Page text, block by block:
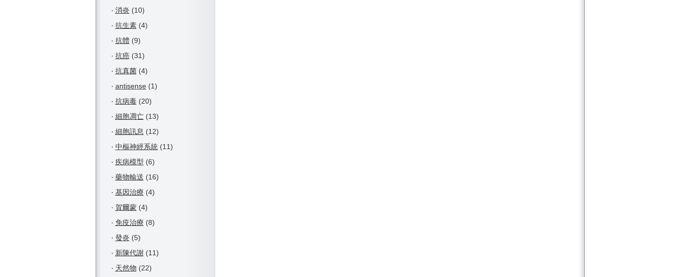
‧ 消炎 (10)
‧ 抗生素(4)
‧ 抗體 (9)
‧ 抗癌 (31)
‧ 抗真菌(4)
‧ antisense(1)
‧ 抗病毒(20)
‧ 細胞凋亡(13)
‧ 細胞訊息 (12)
‧ 中樞神經系統(11)
‧ 疾病模型 (6)
‧ 藥物輸送 (16)
‧ 基因治療 (4)
‧ 賀爾蒙(4)
‧ 免疫治療 (8)
‧ 發炎 (5)
‧ 新陳代謝(11)
‧ 天然物 (22)